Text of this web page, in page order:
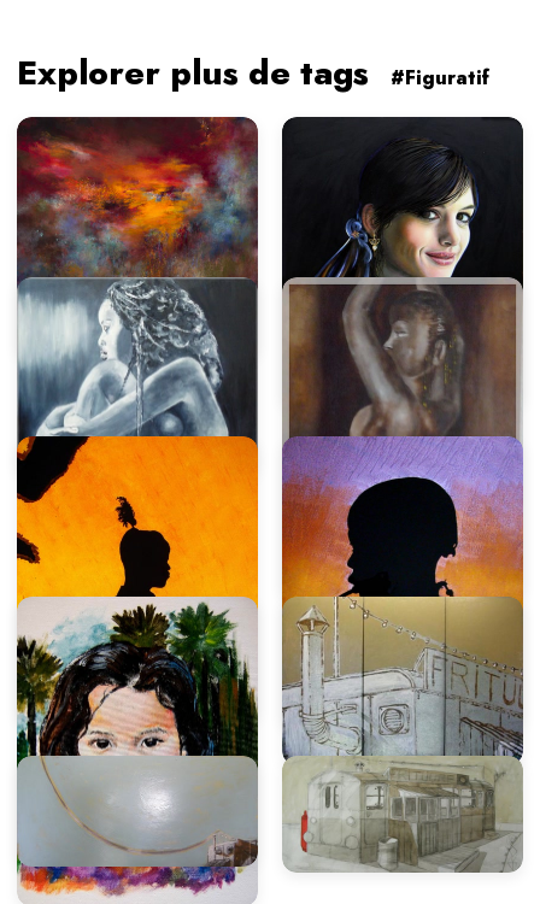
Explorer plus de tags #Figuratif